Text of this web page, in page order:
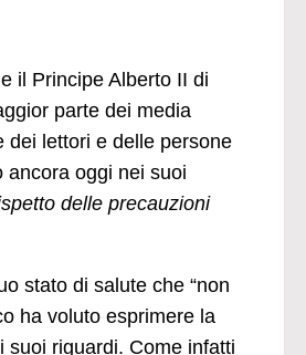
il Principe Alberto II di
parte dei media
dei lettori e delle persone
ancora oggi nei suoi
delle precauzioni
stato di salute che “non
ha voluto esprimere la
suoi riguardi. Come infatti